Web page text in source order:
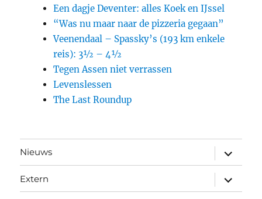
Een dagje Deventer: alles Koek en IJssel
“Was nu maar naar de pizzeria gegaan”
Veenendaal – Spassky’s (193 km enkele
reis): 3½ – 4½
Tegen Assen niet verrassen
Levenslessen
The Last Roundup
Nieuws
Extern